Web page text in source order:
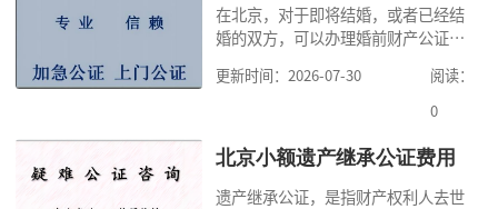
道北京公证需要什么材料,北京公证需
要多少钱？北京公
在北京，对于即将结婚，或者已经结
婚的双方，可以办理婚前财产公证，
式，可以避免个人财产引发的纠纷，
但是，在北京办理婚前财产公证，除
料外，公证咨询告诉大家，我们有必
京婚前财产公证机构？了解这些不仅
更新时间：2026-07-30
阅读：
0
北京小额遗产继承公证费用
遗产继承公证，是指财产权利人去世